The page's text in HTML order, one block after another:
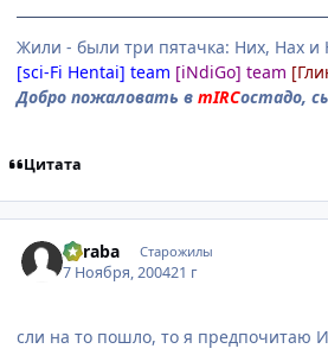
Жили - были три пятачка: Них, Нах и
[sci-Fi Hentai] team [iNdiGo] team
Добро пожаловать в mIRCостадо,
Цитата
Suraba Старожилы
7 Ноября, 200421 г
сли на то пошло, то я предпочитаю